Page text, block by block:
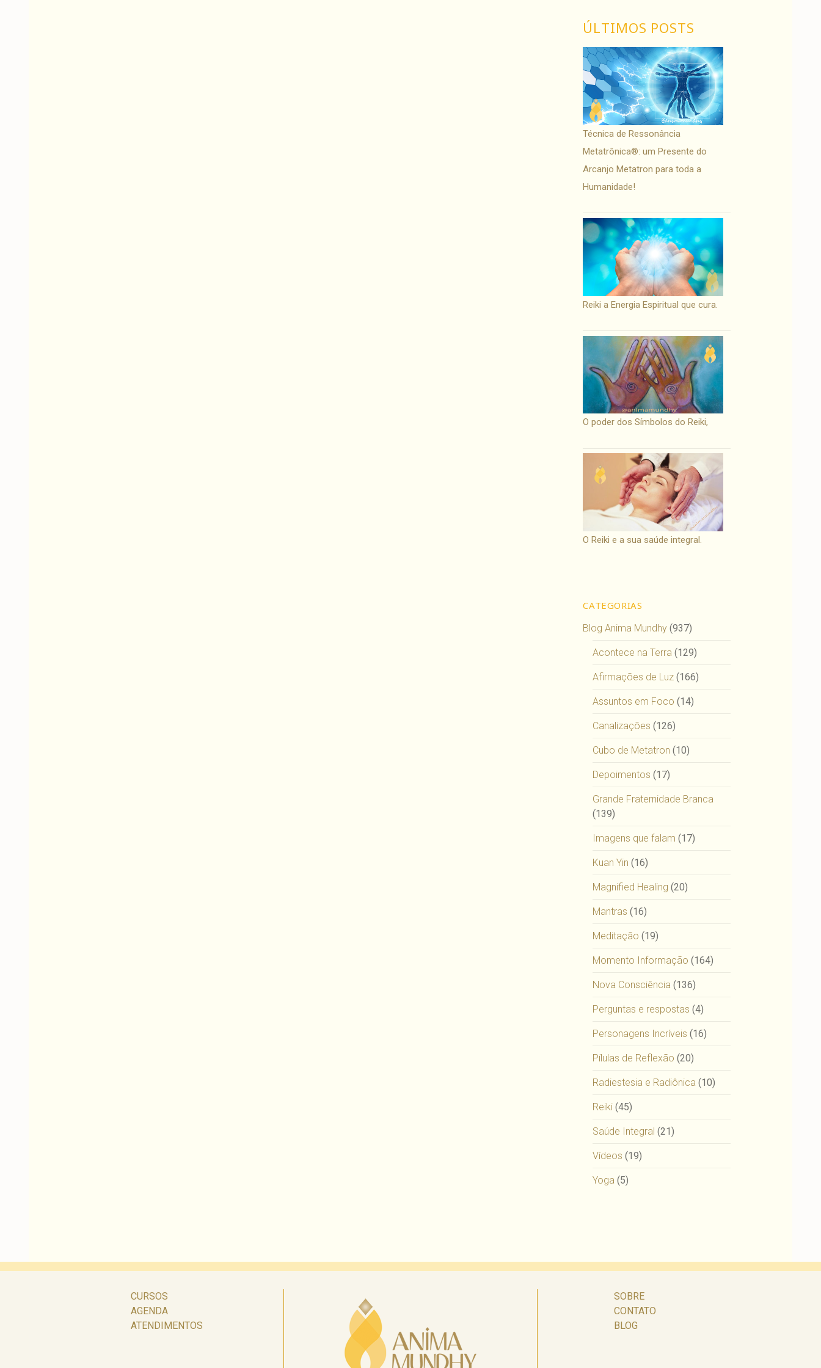
ÚLTIMOS POSTS
Técnica de Ressonância
Metatrônica®: um Presente do
Arcanjo Metatron para toda a
Humanidade!
Reiki a Energia Espiritual que cura.
O poder dos Símbolos do Reiki,
O Reiki e a sua saúde integral.
CATEGORIAS
Blog Anima Mundhy (937)
Acontece na Terra (129)
Afirmações de Luz (166)
Assuntos em Foco (14)
Canalizações (126)
Cubo de Metatron (10)
Depoimentos (17)
Grande Fraternidade Branca
(139)
Imagens que falam (17)
Kuan Yin (16)
Magnified Healing (20)
Mantras (16)
Meditação (19)
Momento Informação (164)
Nova Consciência (136)
Perguntas e respostas (4)
Personagens Incríveis (16)
Pílulas de Reflexão (20)
Radiestesia e Radiônica (10)
Reiki (45)
Saúde Integral (21)
Vídeos (19)
Yoga (5)
CURSOS
AGENDA
ATENDIMENTOS
SOBRE
CONTATO
BLOG